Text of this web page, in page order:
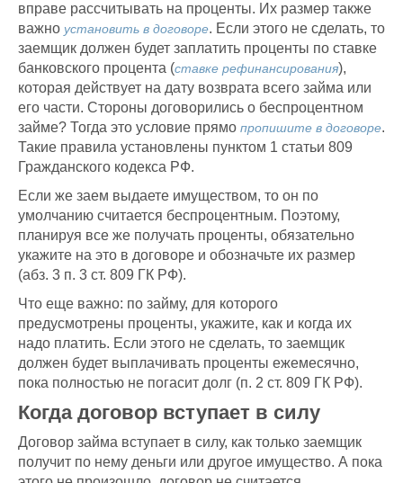
вправе рассчитывать на проценты. Их размер также
важно установить в договоре. Если этого не сделать, то
заемщик должен будет заплатить проценты по ставке
банковского процента (ставке рефинансирования),
которая действует на дату возврата всего займа или
его части. Стороны договорились о беспроцентном
займе? Тогда это условие прямо пропишите в договоре.
Такие правила установлены пунктом 1 статьи 809
Гражданского кодекса РФ.
Если же заем выдаете имуществом, то он по
умолчанию считается беспроцентным. Поэтому,
планируя все же получать проценты, обязательно
укажите на это в договоре и обозначьте их размер
(абз. 3 п. 3 ст. 809 ГК РФ).
Что еще важно: по займу, для которого
предусмотрены проценты, укажите, как и когда их
надо платить. Если этого не сделать, то заемщик
должен будет выплачивать проценты ежемесячно,
пока полностью не погасит долг (п. 2 ст. 809 ГК РФ).
Когда договор вступает в силу
Договор займа вступает в силу, как только заемщик
получит по нему деньги или другое имущество. А пока